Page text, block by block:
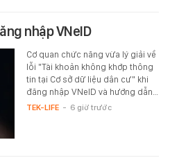
nhập VNeID
Cơ quan chức năng vừa lý giải về
lỗi "Tài khoản không khớp thông
tin tại Cơ sở dữ liệu dân cư" khi
đăng nhập VNeID và hướng dẫn…
TEK-LIFE - 6 giờ trước